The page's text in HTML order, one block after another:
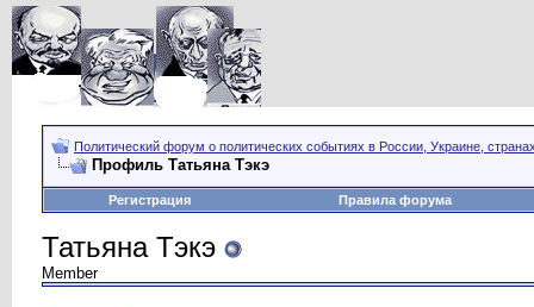
Политический форум о политических событиях в России, Украине,
Профиль Татьяна Тэкэ
Регистрация Правила форума
Татьяна Тэкэ
Member